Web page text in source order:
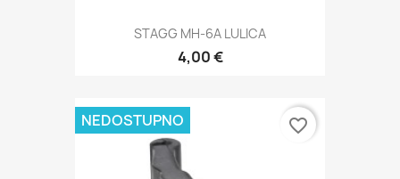
STAGG MH-6A LULICA
4,00 €
NEDOSTUPNO favorite_border